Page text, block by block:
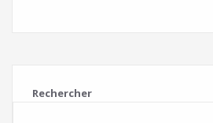
Rechercher